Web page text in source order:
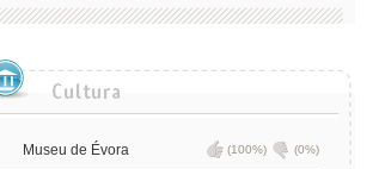
Museu de Évora (100%) (0%)